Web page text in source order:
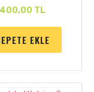
400,00 TL
EKLE